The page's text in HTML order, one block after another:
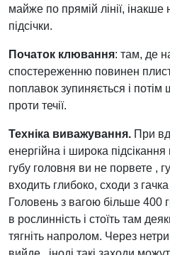
майже по прямій лінії,
підсічки.
Початок клювання: там, де
спостереженню повинен
поплавок зупиняється і
проти течії.
Техніка виважування. При
енергійна і широка підсікання
губу головня ви не порвете ,
входить глибоко, сходи з
Головень з вагою більше 400
в рослинність і стоїть там
тягніть напролом. Через